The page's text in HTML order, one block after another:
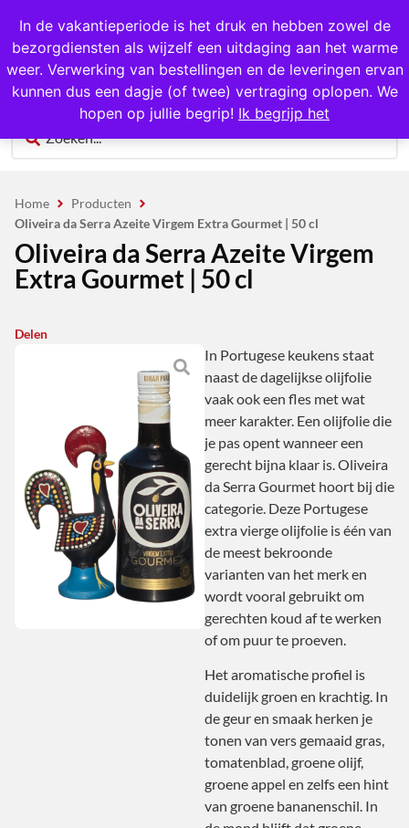
In de vakantieperiode is het druk en hebben zowel de
bezorgdiensten als wijzelf een uitdaging aan het warme
weer. Verwerking van bestellingen en de leveringen ervan
kunnen dus een dagje (of twee) vertraging oplopen. We
hopen op jullie begrip! Ik begrijp het
1000+ producten op voorraad
0
Home
Producten
Oliveira da Serra Azeite Virgem Extra Gourmet | 50 cl
Oliveira da Serra Azeite Virgem
Extra Gourmet | 50 cl
Delen
In Portugese keukens staat
naast de dagelijkse olijfolie
vaak ook een fles met wat
meer karakter. Een olijfolie die
je pas opent wanneer een
gerecht bijna klaar is. Oliveira
da Serra Gourmet hoort bij die
categorie. Deze Portugese
extra vierge olijfolie is één van
de meest bekroonde
varianten van het merk en
wordt vooral gebruikt om
gerechten koud af te werken
of om puur te proeven.
Het aromatische profiel is
duidelijk groen en krachtig. In
de geur en smaak herken je
tonen van vers gemaaid gras,
tomatenblad, groene olijf,
groene appel en zelfs een hint
van groene bananenschil. In